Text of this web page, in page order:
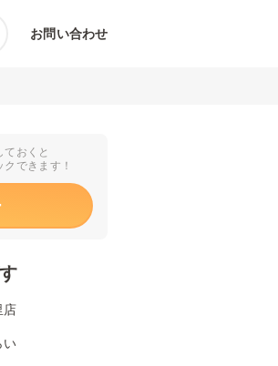
お問い合わせ
おくと
できます！
店
い